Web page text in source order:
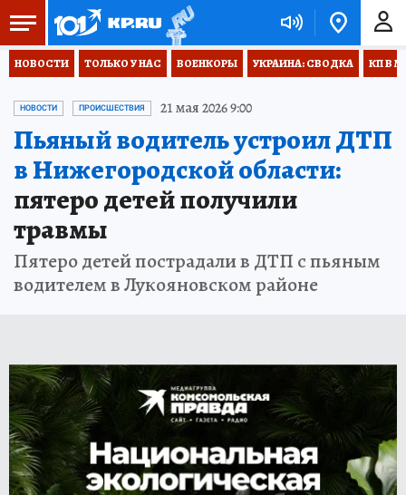
НОВОСТИ ТОЛЬКО У НАС ВОЕНКОРЫ УКРАИНА: СВОДКА КП В
НОВОСТИ ПРОИСШЕСТВИЯ 21 мая 2026 9:00
Пьяный водитель устроил ДТП
в Нижегородской области:
пятеро детей получили
травмы
Пятеро детей пострадали в ДТП с пьяным
водителем в Лукояновском районе